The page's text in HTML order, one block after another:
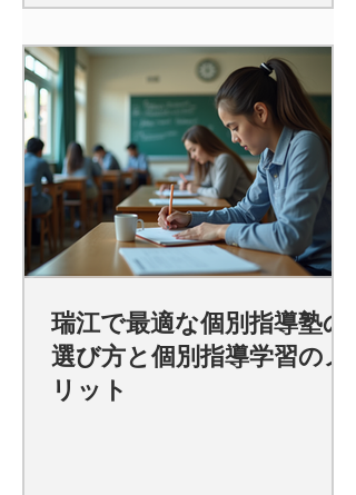
瑞江で最適な個別指導塾の
選び方と個別指導学習のメ
リット